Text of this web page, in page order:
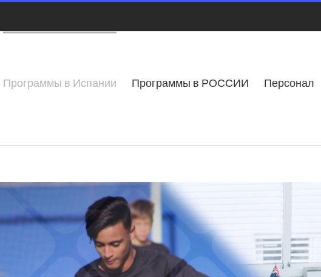
Программы в Испании Программы в РОССИИ Персонал